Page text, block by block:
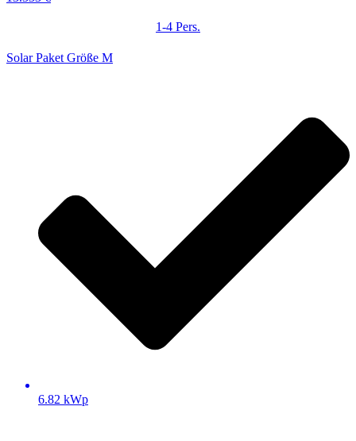
1-4 Pers.
Solar Paket Größe M
6.82 kWp